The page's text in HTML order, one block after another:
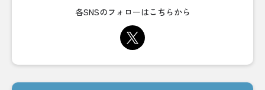
各SNSのフォローはこちらから